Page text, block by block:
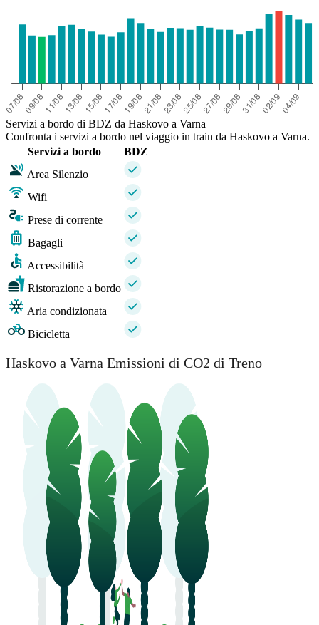
Servizi a bordo di BDZ da Haskovo a Varna
Confronta i servizi a bordo nel viaggio in train da Haskovo a Varna.
Servizi a bordo
BDZ
Area Silenzio
Wifi
Prese di corrente
Bagagli
Accessibilità
Ristorazione a bordo
Aria condizionata
Bicicletta
Haskovo a Varna Emissioni di CO2 di Treno